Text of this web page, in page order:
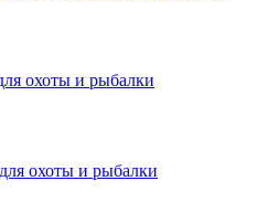
охоты и рыбалки
охоты и рыбалки